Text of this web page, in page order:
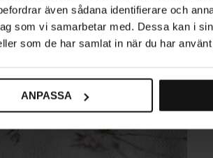
även sådana identifierare och
som vi samarbetar med. Dessa kan i
som de har samlat in när du har
ANPASSA
skapa en stämning. Det kan du med
under köksskåpen även förvandlas till
Det gör du enkelt med hjälp